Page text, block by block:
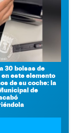
30 bolsas de
este elemento
de su coche: la
de